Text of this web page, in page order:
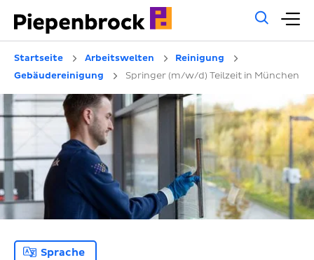
Startseite Arbeitswelten
Reinigung
Gebäudereinigung
Springer (m/w/d) Teilzeit in München
Sprache